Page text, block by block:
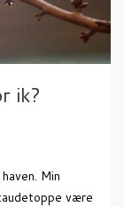
ik?
Min
være